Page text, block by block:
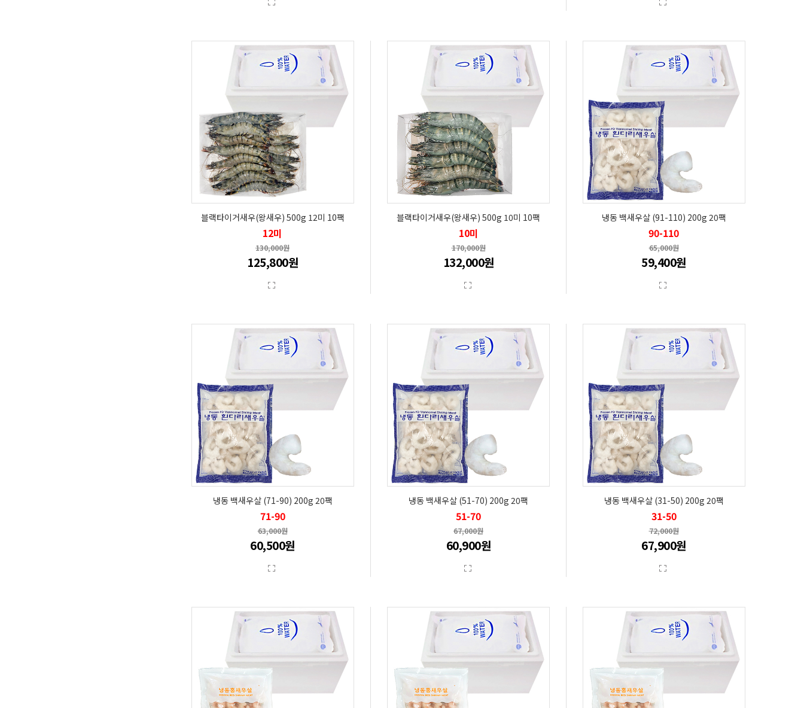
블랙타이거새우(왕새우) 500g 12미 10팩
12미
130,000원
125,800원
블랙타이거새우(왕새우) 500g 10미 10팩
10미
170,000원
132,000원
냉동 백새우살 (91-110) 200g 20팩
90-110
65,000원
59,400원
냉동 백새우살 (71-90) 200g 20팩
71-90
63,000원
60,500원
냉동 백새우살 (51-70) 200g 20팩
51-70
67,000원
60,900원
냉동 백새우살 (31-50) 200g 20팩
31-50
72,000원
67,900원